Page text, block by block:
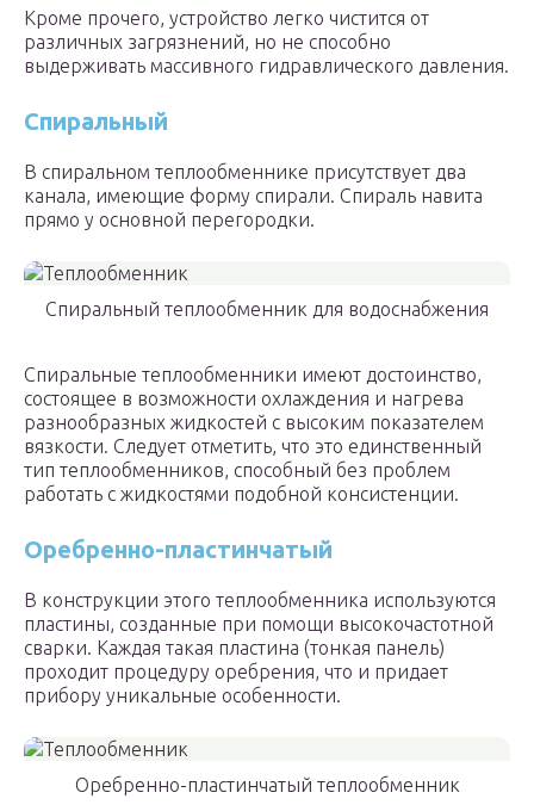
Кроме прочего, устройство легко чистится от
различных загрязнений, но не способно
выдерживать массивного гидравлического давления.
Спиральный
В спиральном теплообменнике присутствует два
канала, имеющие форму спирали. Спираль навита
прямо у основной перегородки.
Спиральный теплообменник для водоснабжения
Спиральные теплообменники имеют достоинство,
состоящее в возможности охлаждения и нагрева
разнообразных жидкостей с высоким показателем
вязкости. Следует отметить, что это единственный
тип теплообменников, способный без проблем
работать с жидкостями подобной консистенции.
Оребренно-пластинчатый
В конструкции этого теплообменника используются
пластины, созданные при помощи высокочастотной
сварки. Каждая такая пластина (тонкая панель)
проходит процедуру оребрения, что и придает
прибору уникальные особенности.
Оребренно-пластинчатый теплообменник